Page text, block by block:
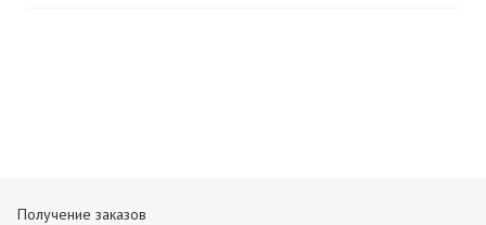
Получение заказов